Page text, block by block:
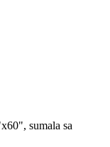
sumala sa